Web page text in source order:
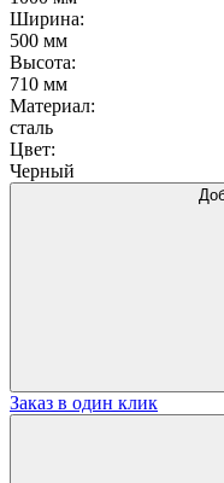
Ширина:
500 мм
Высота:
710 мм
Материал:
сталь
Цвет:
Черный
Заказ в один клик